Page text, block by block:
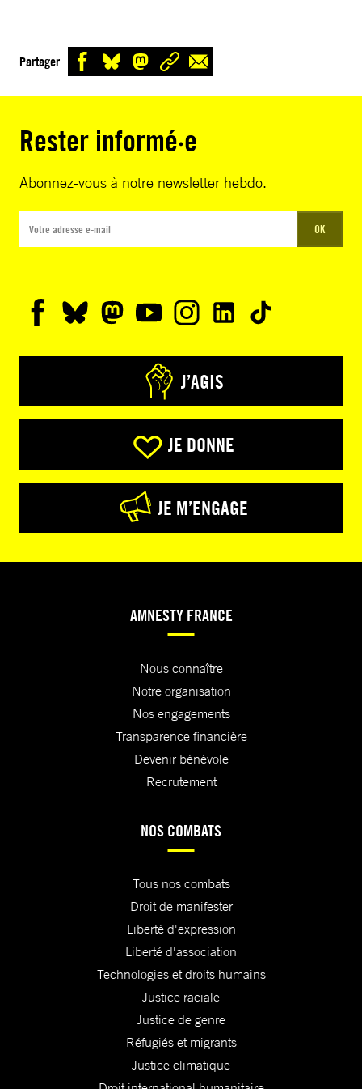
Partager
Rester informé·e
Abonnez-vous à notre newsletter hebdo.
OK
J’AGIS
JE DONNE
JE M’ENGAGE
AMNESTY FRANCE
Nous connaître
Notre organisation
Nos engagements
Transparence financière
Devenir bénévole
Recrutement
NOS COMBATS
Tous nos combats
Droit de manifester
Liberté d'expression
Liberté d'association
Technologies et droits humains
Justice raciale
Justice de genre
Réfugiés et migrants
Justice climatique